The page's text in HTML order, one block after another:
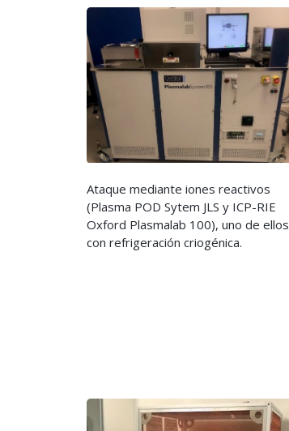
Ataque mediante iones reactivos
(Plasma POD Sytem JLS y ICP-RIE
Oxford Plasmalab 100), uno de ellos
con refrigeración criogénica.